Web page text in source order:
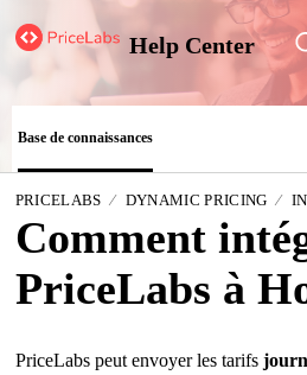
Help Center
Base de connaissances
PRICELABS DYNAMIC PRICING
Comment
PriceLabs à
PriceLabs peut envoyer les tarifs